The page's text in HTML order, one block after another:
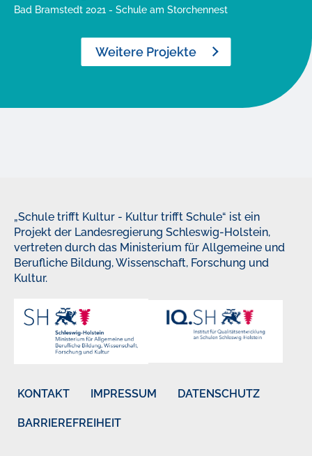
Bad Bramstedt 2021 - Schule am Storchennest
Weitere Projekte
„Schule trifft Kultur - Kultur trifft Schule“ ist ein
Projekt der Landesregierung Schleswig-Holstein,
vertreten durch das Ministerium für Allgemeine und
Berufliche Bildung, Wissenschaft, Forschung und
Kultur.
KONTAKT IMPRESSUM DATENSCHUTZ
BARRIEREFREIHEIT